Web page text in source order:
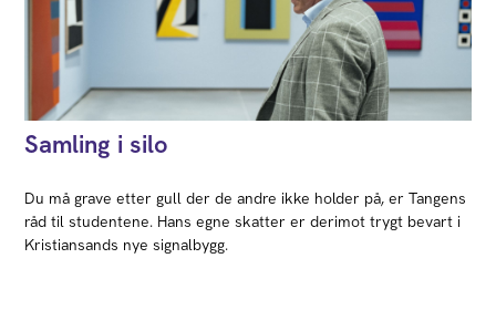
Samling i silo
Du må grave etter gull der de andre ikke holder på, er Tangens
råd til studentene. Hans egne skatter er derimot trygt bevart i
Kristiansands nye signalbygg.